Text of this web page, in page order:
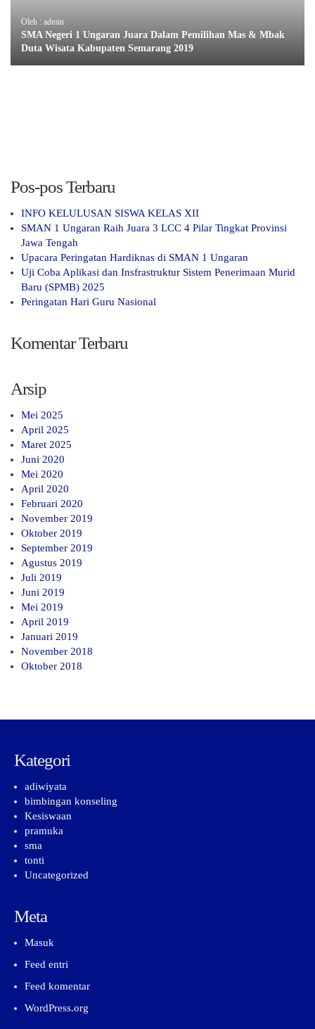
Oleh : admin
SMA Negeri 1 Ungaran Juara Dalam Pemilihan Mas & Mbak
Duta Wisata Kabupaten Semarang 2019
Pos-pos Terbaru
INFO KELULUSAN SISWA KELAS XII
SMAN 1 Ungaran Raih Juara 3 LCC 4 Pilar Tingkat Provinsi
Jawa Tengah
Upacara Peringatan Hardiknas di SMAN 1 Ungaran
Uji Coba Aplikasi dan Insfrastruktur Sistem Penerimaan Murid
Baru (SPMB) 2025
Peringatan Hari Guru Nasional
Komentar Terbaru
Arsip
Mei 2025
April 2025
Maret 2025
Juni 2020
Mei 2020
April 2020
Februari 2020
November 2019
Oktober 2019
September 2019
Agustus 2019
Juli 2019
Juni 2019
Mei 2019
April 2019
Januari 2019
November 2018
Oktober 2018
Kategori
adiwiyata
bimbingan konseling
Kesiswaan
pramuka
sma
tonti
Uncategorized
Meta
Masuk
Feed entri
Feed komentar
WordPress.org